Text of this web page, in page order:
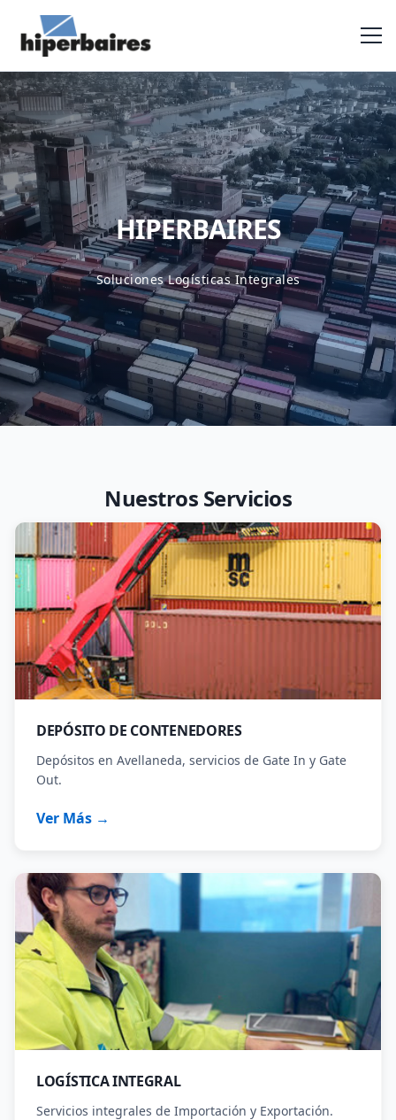
HIPERBAIRES
Soluciones Logísticas Integrales
Nuestros Servicios
DEPÓSITO DE CONTENEDORES
Depósitos en Avellaneda, servicios de Gate In y Gate
Out.
Ver Más →
LOGÍSTICA INTEGRAL
Servicios integrales de Importación y Exportación.